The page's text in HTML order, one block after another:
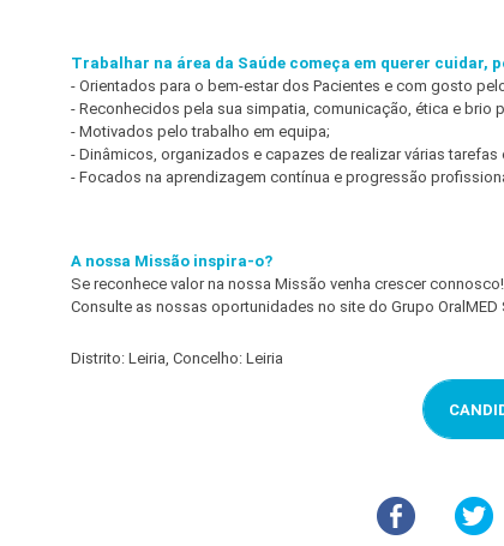
Trabalhar na área da Saúde começa em querer cuidar,
- Orientados para o bem-estar dos Pacientes e com gosto
- Reconhecidos pela sua simpatia, comunicação, ética e brio
- Motivados pelo trabalho em equipa;
- Dinâmicos, organizados e capazes de realizar várias tarefas
- Focados na aprendizagem contínua e progressão
A nossa Missão inspira-o?
Se reconhece valor na nossa Missão venha crescer connosco!
Consulte as nossas oportunidades no site do Grupo
Distrito: Leiria, Concelho: Leiria